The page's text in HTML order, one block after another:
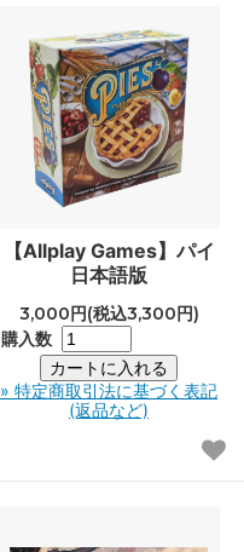
【Allplay Games】パイ
日本語版
3,000円(税込3,300円)
購入数
» 特定商取引法に基づく表記
(返品など)